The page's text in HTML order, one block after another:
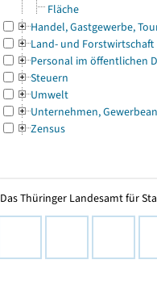
Fläche
Handel, Gastgewerbe,
Land- und Forstwirtschaft
Personal im öffentlichen
Steuern
Umwelt
Unternehmen,
Zensus
Das Thüringer Landesamt für